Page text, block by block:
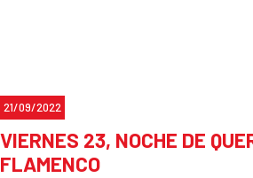
21/09/2022
VIERNES 23, NOCHE DE
FLAMENCO